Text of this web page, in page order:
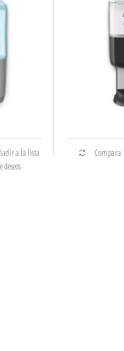
a la lista
deseos
Compara